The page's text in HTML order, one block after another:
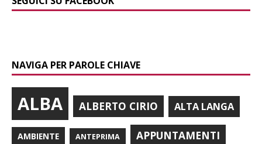
NAVIGA PER PAROLE CHIAVE
ALBA ALBERTO CIRIO ALTA LANGA
AMBIENTE ANTEPRIMA APPUNTAMENTI